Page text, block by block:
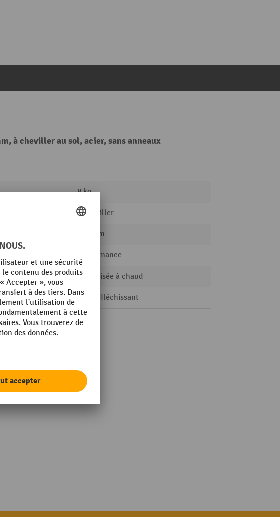
à cheviller au sol, acier, sans anneaux
8 kg
à cheviller
108 mm
Performance
galvanisée à chaud
Non réfléchissant